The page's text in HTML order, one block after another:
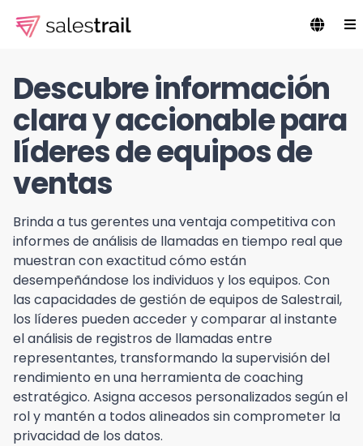
Descubre información
clara y accionable para
líderes de equipos de
ventas
Brinda a tus gerentes una ventaja competitiva con
informes de análisis de llamadas en tiempo real que
muestran con exactitud cómo están
desempeñándose los individuos y los equipos. Con
las capacidades de gestión de equipos de Salestrail,
los líderes pueden acceder y comparar al instante
el análisis de registros de llamadas entre
representantes, transformando la supervisión del
rendimiento en una herramienta de coaching
estratégico. Asigna accesos personalizados según el
rol y mantén a todos alineados sin comprometer la
privacidad de los datos.